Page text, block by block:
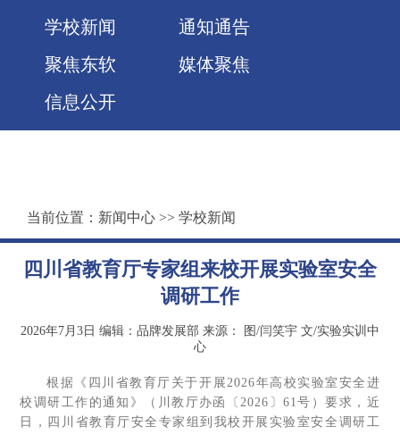
学校新闻
通知通告
聚焦东软
媒体聚焦
信息公开
当前位置： 新闻中心 >> 学校新闻
四川省教育厅专家组来校开展实验室安全
调研工作
2026年7月3日 编辑：品牌发展部 来源：
图/闫笑宇 文/实验实训中
心
根据《四川省教育厅关于开展2026年高校实验室安全进
校调研工作的通知》（川教厅办函〔2026〕61号）要求，近
日，四川省教育厅安全专家组到我校开展实验室安全调研工